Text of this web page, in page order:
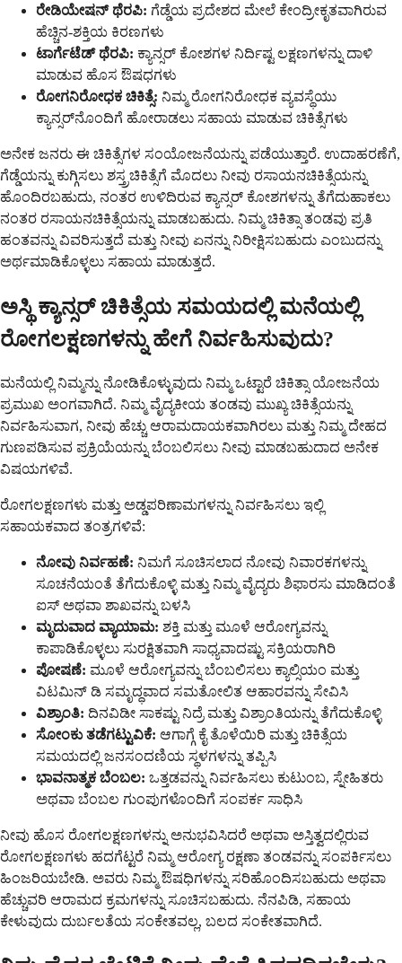
ರೇಡಿಯೇಷನ್ ಥೆರಪಿ: ಗೆಡ್ಡೆಯ ಪ್ರದೇಶದ ಮೇಲೆ ಕೇಂದ್ರೀಕೃತವಾಗಿರುವ
ಹೆಚ್ಚಿನ-ಶಕ್ತಿಯ ಕಿರಣಗಳು
ಟಾರ್ಗೆಟೆಡ್ ಥೆರಪಿ: ಕ್ಯಾನ್ಸರ್ ಕೋಶಗಳ ನಿರ್ದಿಷ್ಟ ಲಕ್ಷಣಗಳನ್ನು ದಾಳಿ
ಮಾಡುವ ಹೊಸ ಔಷಧಗಳು
ರೋಗನಿರೋಧಕ ಚಿಕಿತ್ಸೆ: ನಿಮ್ಮ ರೋಗನಿರೋಧಕ ವ್ಯವಸ್ಥೆಯು
ಕ್ಯಾನ್ಸರ್‌ನೊಂದಿಗೆ ಹೋರಾಡಲು ಸಹಾಯ ಮಾಡುವ ಚಿಕಿತ್ಸೆಗಳು
ಅನೇಕ ಜನರು ಈ ಚಿಕಿತ್ಸೆಗಳ ಸಂಯೋಜನೆಯನ್ನು ಪಡೆಯುತ್ತಾರೆ. ಉದಾಹರಣೆಗೆ,
ಗೆಡ್ಡೆಯನ್ನು ಕುಗ್ಗಿಸಲು ಶಸ್ತ್ರಚಿಕಿತ್ಸೆಗೆ ಮೊದಲು ನೀವು ರಸಾಯನಚಿಕಿತ್ಸೆಯನ್ನು
ಹೊಂದಿರಬಹುದು, ನಂತರ ಉಳಿದಿರುವ ಕ್ಯಾನ್ಸರ್ ಕೋಶಗಳನ್ನು ತೆಗೆದುಹಾಕಲು
ನಂತರ ರಸಾಯನಚಿಕಿತ್ಸೆಯನ್ನು ಮಾಡಬಹುದು. ನಿಮ್ಮ ಚಿಕಿತ್ಸಾ ತಂಡವು ಪ್ರತಿ
ಹಂತವನ್ನು ವಿವರಿಸುತ್ತದೆ ಮತ್ತು ನೀವು ಏನನ್ನು ನಿರೀಕ್ಷಿಸಬಹುದು ಎಂಬುದನ್ನು
ಅರ್ಥಮಾಡಿಕೊಳ್ಳಲು ಸಹಾಯ ಮಾಡುತ್ತದೆ.
ಅಸ್ಥಿ ಕ್ಯಾನ್ಸರ್ ಚಿಕಿತ್ಸೆಯ ಸಮಯದಲ್ಲಿ ಮನೆಯಲ್ಲಿ
ರೋಗಲಕ್ಷಣಗಳನ್ನು ಹೇಗೆ ನಿರ್ವಹಿಸುವುದು?
ಮನೆಯಲ್ಲಿ ನಿಮ್ಮನ್ನು ನೋಡಿಕೊಳ್ಳುವುದು ನಿಮ್ಮ ಒಟ್ಟಾರೆ ಚಿಕಿತ್ಸಾ ಯೋಜನೆಯ
ಪ್ರಮುಖ ಅಂಗವಾಗಿದೆ. ನಿಮ್ಮ ವೈದ್ಯಕೀಯ ತಂಡವು ಮುಖ್ಯ ಚಿಕಿತ್ಸೆಯನ್ನು
ನಿರ್ವಹಿಸುವಾಗ, ನೀವು ಹೆಚ್ಚು ಆರಾಮದಾಯಕವಾಗಿರಲು ಮತ್ತು ನಿಮ್ಮ ದೇಹದ
ಗುಣಪಡಿಸುವ ಪ್ರಕ್ರಿಯೆಯನ್ನು ಬೆಂಬಲಿಸಲು ನೀವು ಮಾಡಬಹುದಾದ ಅನೇಕ
ವಿಷಯಗಳಿವೆ.
ರೋಗಲಕ್ಷಣಗಳು ಮತ್ತು ಅಡ್ಡಪರಿಣಾಮಗಳನ್ನು ನಿರ್ವಹಿಸಲು ಇಲ್ಲಿ
ಸಹಾಯಕವಾದ ತಂತ್ರಗಳಿವೆ:
ನೋವು ನಿರ್ವಹಣೆ: ನಿಮಗೆ ಸೂಚಿಸಲಾದ ನೋವು ನಿವಾರಕಗಳನ್ನು
ಸೂಚನೆಯಂತೆ ತೆಗೆದುಕೊಳ್ಳಿ ಮತ್ತು ನಿಮ್ಮ ವೈದ್ಯರು ಶಿಫಾರಸು ಮಾಡಿದಂತೆ
ಐಸ್ ಅಥವಾ ಶಾಖವನ್ನು ಬಳಸಿ
ಮೃದುವಾದ ವ್ಯಾಯಾಮ: ಶಕ್ತಿ ಮತ್ತು ಮೂಳೆ ಆರೋಗ್ಯವನ್ನು
ಕಾಪಾಡಿಕೊಳ್ಳಲು ಸುರಕ್ಷಿತವಾಗಿ ಸಾಧ್ಯವಾದಷ್ಟು ಸಕ್ರಿಯರಾಗಿರಿ
ಪೋಷಣೆ: ಮೂಳೆ ಆರೋಗ್ಯವನ್ನು ಬೆಂಬಲಿಸಲು ಕ್ಯಾಲ್ಸಿಯಂ ಮತ್ತು
ವಿಟಮಿನ್ ಡಿ ಸಮೃದ್ಧವಾದ ಸಮತೋಲಿತ ಆಹಾರವನ್ನು ಸೇವಿಸಿ
ವಿಶ್ರಾಂತಿ: ದಿನವಿಡೀ ಸಾಕಷ್ಟು ನಿದ್ರೆ ಮತ್ತು ವಿಶ್ರಾಂತಿಯನ್ನು ತೆಗೆದುಕೊಳ್ಳಿ
ಸೋಂಕು ತಡೆಗಟ್ಟುವಿಕೆ: ಆಗಾಗ್ಗೆ ಕೈ ತೊಳೆಯಿರಿ ಮತ್ತು ಚಿಕಿತ್ಸೆಯ
ಸಮಯದಲ್ಲಿ ಜನಸಂದಣಿಯ ಸ್ಥಳಗಳನ್ನು ತಪ್ಪಿಸಿ
ಭಾವನಾತ್ಮಕ ಬೆಂಬಲ: ಒತ್ತಡವನ್ನು ನಿರ್ವಹಿಸಲು ಕುಟುಂಬ, ಸ್ನೇಹಿತರು
ಅಥವಾ ಬೆಂಬಲ ಗುಂಪುಗಳೊಂದಿಗೆ ಸಂಪರ್ಕ ಸಾಧಿಸಿ
ನೀವು ಹೊಸ ರೋಗಲಕ್ಷಣಗಳನ್ನು ಅನುಭವಿಸಿದರೆ ಅಥವಾ ಅಸ್ತಿತ್ವದಲ್ಲಿರುವ
ರೋಗಲಕ್ಷಣಗಳು ಹದಗೆಟ್ಟರೆ ನಿಮ್ಮ ಆರೋಗ್ಯ ರಕ್ಷಣಾ ತಂಡವನ್ನು ಸಂಪರ್ಕಿಸಲು
ಹಿಂಜರಿಯಬೇಡಿ. ಅವರು ನಿಮ್ಮ ಔಷಧಿಗಳನ್ನು ಸರಿಹೊಂದಿಸಬಹುದು ಅಥವಾ
ಹೆಚ್ಚುವರಿ ಆರಾಮದ ಕ್ರಮಗಳನ್ನು ಸೂಚಿಸಬಹುದು. ನೆನಪಿಡಿ, ಸಹಾಯ
ಕೇಳುವುದು ದುರ್ಬಲತೆಯ ಸಂಕೇತವಲ್ಲ, ಬಲದ ಸಂಕೇತವಾಗಿದೆ.